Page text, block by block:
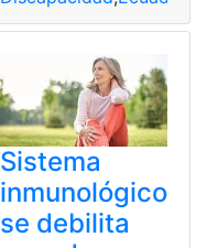
Sistema
inmunológico
se debilita